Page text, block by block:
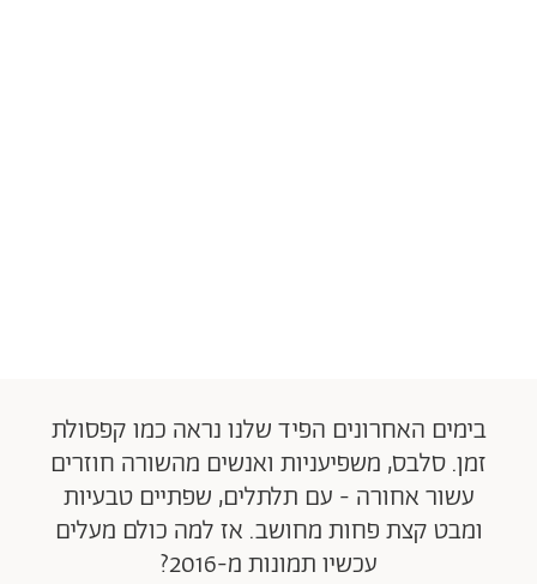
בימים האחרונים הפיד שלנו נראה כמו קפסולת
זמן. סלבס, משפיעניות ואנשים מהשורה חוזרים
עשור אחורה - עם תלתלים, שפתיים טבעיות
ומבט קצת פחות מחושב. אז למה כולם מעלים
עכשיו תמונות מ-2016?